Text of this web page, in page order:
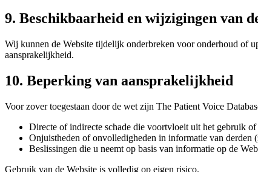
9. Beschikbaarheid en wijzigingen van
Wij kunnen de Website tijdelijk onderbreken voor onderhoud of
aansprakelijkheid.
10. Beperking van aansprakelijkheid
Voor zover toegestaan door de wet zijn The Patient Voice
Directe of indirecte schade die voortvloeit uit het gebruik
Onjuistheden of onvolledigheden in informatie van derden
Beslissingen die u neemt op basis van informatie op de
Gebruik van de Website is volledig op eigen risico.